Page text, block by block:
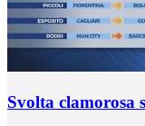
Svolta clamorosa